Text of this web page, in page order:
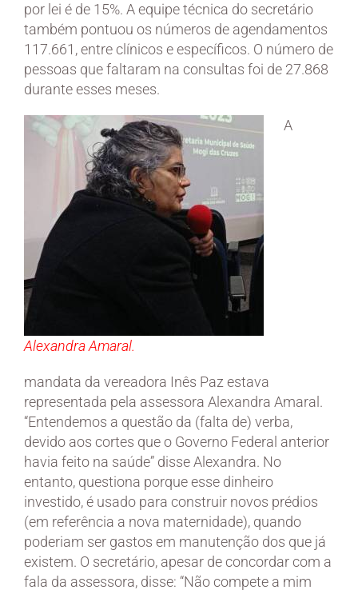
por lei é de 15%. A equipe técnica do secretário
também pontuou os números de agendamentos
117.661, entre clínicos e específicos. O número de
pessoas que faltaram na consultas foi de 27.868
durante esses meses.
Alexandra Amaral.
A
mandata da vereadora Inês Paz estava
representada pela assessora Alexandra Amaral.
“Entendemos a questão da (falta de) verba,
devido aos cortes que o Governo Federal anterior
havia feito na saúde” disse Alexandra. No
entanto, questiona porque esse dinheiro
investido, é usado para construir novos prédios
(em referência a nova maternidade), quando
poderiam ser gastos em manutenção dos que já
existem. O secretário, apesar de concordar com a
fala da assessora, disse: “Não compete a mim